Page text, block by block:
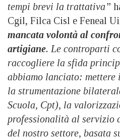
tempi brevi la trattativa”
Cgil, Filca Cisl e Feneal
mancata volontà al
artigiane. Le controparti
raccogliere la sfida
abbiamo lanciato:
la strumentazione
Scuola, Cpt), la
professionalità al servizio
del nostro settore, basata